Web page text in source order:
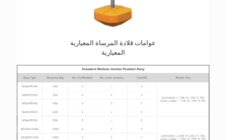
عوامات قلادة المرساة المعيارية
المعيارية